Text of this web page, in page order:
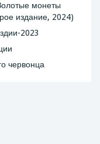
монеты
издание, 2024)
2023
червонца